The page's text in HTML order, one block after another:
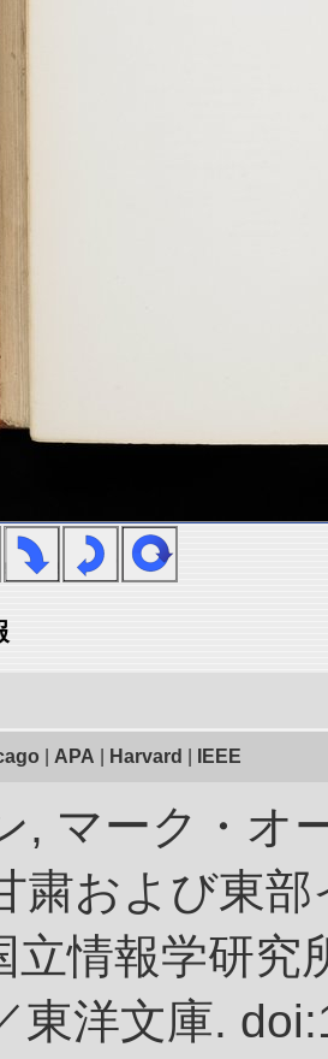
APA Harvard IEEE
, マーク・オ
粛および東
立情報学研
東洋文庫.